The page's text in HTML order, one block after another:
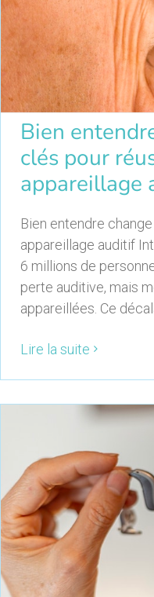
Bien
clés pour
appareillage
Bien entendre
appareillage auditif
6 millions de
perte auditive, mais
appareillées. Ce
Lire la suite